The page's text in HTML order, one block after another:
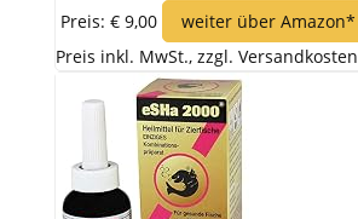
Preis: € 9,00
weiter über Amazon*
Preis inkl. MwSt., zzgl. Versandkosten